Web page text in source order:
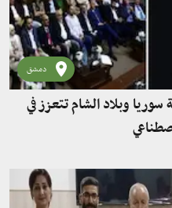
دمشق
وبلاد الشام تتعزز في